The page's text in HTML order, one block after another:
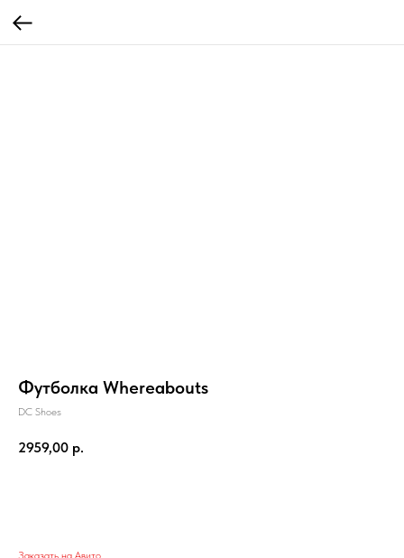
Футболка Whereabouts
DC Shoes
2959,00 р.
Заказать на Авито